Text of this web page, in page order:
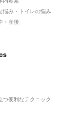
悩み・トイレの悩み
・産後
つ便利なテクニック